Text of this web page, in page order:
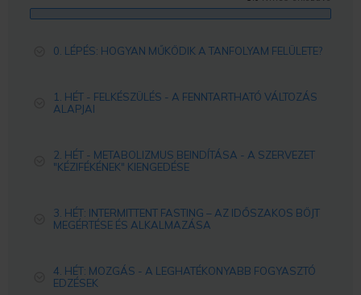
0. LÉPÉS: HOGYAN MŰKÖDIK A TANFOLYAM FELÜLETE?
1. HÉT - FELKÉSZÜLÉS - A FENNTARTHATÓ VÁLTOZÁS
ALAPJAI
2. HÉT - METABOLIZMUS BEINDÍTÁSA - A SZERVEZET
"KÉZIFÉKÉNEK" KIENGEDÉSE
3. HÉT: INTERMITTENT FASTING – AZ IDŐSZAKOS BÖJT
MEGÉRTÉSE ÉS ALKALMAZÁSA
4. HÉT: MOZGÁS - A LEGHATÉKONYABB FOGYASZTÓ
EDZÉSEK